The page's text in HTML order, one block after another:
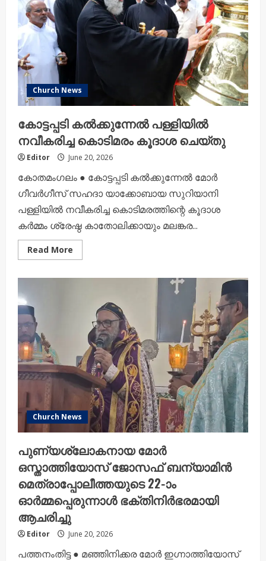
Church News
കോട്ടപ്പടി കൽക്കുന്നേൽ പള്ളിയിൽ
നവീകരിച്ച കൊടിമരം കൂദാശ ചെയ്തു
Editor June 20, 2026
കോതമംഗലം ● കോട്ടപ്പടി കൽക്കുന്നേൽ മോർ
ഗീവർഗീസ് സഹദാ യാക്കോബായ സുറിയാനി
പള്ളിയിൽ നവീകരിച്ച കൊടിമരത്തിന്റെ കൂദാശ
കർമ്മം ശ്രേഷ്ഠ കാതോലിക്കായും മലങ്കര...
Read More
more
നവീകരിച്ച
കൊടിമരം
കൂദാശ
ചെയ്തു
Church News
പുണ്യശ്ലോകനായ മോർ
ഒസ്താത്തിയോസ് ജോസഫ് ബന്യാമിൻ
മെത്രാപ്പോലീത്തയുടെ 22-ാം
ഓർമ്മപ്പെരുന്നാൾ ഭക്തിനിർഭരമായി
ആചരിച്ചു
Editor June 20, 2026
പത്തനംതിട്ട ● മഞ്ഞിനിക്കര മോർ ഇഗ്നാത്തിയോസ്